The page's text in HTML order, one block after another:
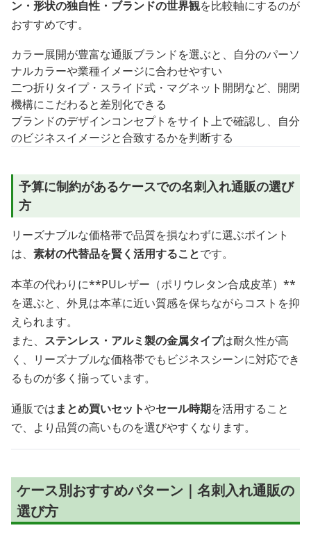
ン・形状の独自性・ブランドの世界観を比較軸にするのが
おすすめです。
カラー展開が豊富な通販ブランドを選ぶと、自分のパーソ
ナルカラーや業種イメージに合わせやすい
二つ折りタイプ・スライド式・マグネット開閉など、開閉
機構にこだわると差別化できる
ブランドのデザインコンセプトをサイト上で確認し、自分
のビジネスイメージと合致するかを判断する
予算に制約があるケースでの名刺入れ通販の選び
方
リーズナブルな価格帯で品質を損なわずに選ぶポイント
は、 素材の代替品を賢く活用することです。
本革の代わりに**PUレザー（ポリウレタン合成皮革）**
を選ぶと、外見は本革に近い質感を保ちながらコストを抑
えられます。
また、 ステンレス・アルミ製の金属タイプは耐久性が高
く、リーズナブルな価格帯でもビジネスシーンに対応でき
るものが多く揃っています。
通販ではまとめ買いセットやセール時期を活用すること
で、より品質の高いものを選びやすくなります。
ケース別おすすめパターン｜名刺入れ通販の
選び方